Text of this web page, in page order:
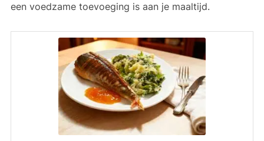
een voedzame toevoeging is aan je maaltijd.